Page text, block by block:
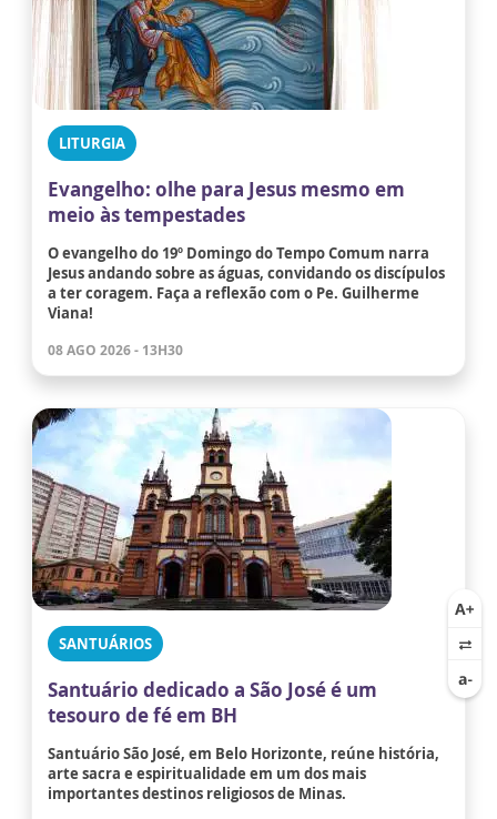
LITURGIA
Evangelho: olhe para Jesus mesmo em
meio às tempestades
O evangelho do 19º Domingo do Tempo Comum narra
Jesus andando sobre as águas, convidando os discípulos
a ter coragem. Faça a reflexão com o Pe. Guilherme
Viana!
08 AGO 2026 - 13H30
SANTUÁRIOS
Santuário dedicado a São José é um
tesouro de fé em BH
Santuário São José, em Belo Horizonte, reúne história,
arte sacra e espiritualidade em um dos mais
importantes destinos religiosos de Minas.